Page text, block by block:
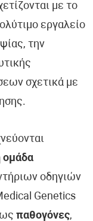
με το
εργαλείο
την
σχετικά με
ομάδα
οδηγιών
Genetics
ωςπαθογόνες,